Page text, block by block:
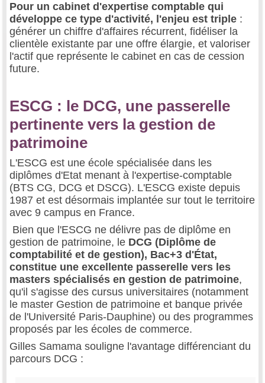
Pour un cabinet d'expertise comptable qui
développe ce type d'activité, l'enjeu est triple :
générer un chiffre d'affaires récurrent, fidéliser la
clientèle existante par une offre élargie, et valoriser
l'actif que représente le cabinet en cas de cession
future.
ESCG : le DCG, une passerelle
pertinente vers la gestion de
patrimoine
L'ESCG est une école spécialisée dans les
diplômes d'Etat menant à l'expertise-comptable
(BTS CG, DCG et DSCG). L'ESCG existe depuis
1987 et est désormais implantée sur tout le territoire
avec 9 campus en France.
Bien que l'ESCG ne délivre pas de diplôme en
gestion de patrimoine, le DCG (Diplôme de
comptabilité et de gestion), Bac+3 d'État,
constitue une excellente passerelle vers les
masters spécialisés en gestion de patrimoine,
qu'il s'agisse des cursus universitaires (notamment
le master Gestion de patrimoine et banque privée
de l'Université Paris-Dauphine) ou des programmes
proposés par les écoles de commerce.
Gilles Samama souligne l'avantage différenciant du
parcours DCG :